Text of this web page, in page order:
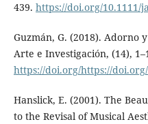
439. https://doi.org/10.1111/
Guzmán, G. (2018). Adorno
Arte e Investigación, (14),
https://doi.org/https://
Hanslick, E. (2001). The
to the Revisal of Musical